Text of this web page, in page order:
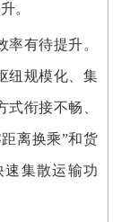
。
有待提升。
纽规模化、集
衔接不畅、
离换乘”和货
速集散运输功